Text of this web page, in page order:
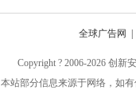
全球广告网
Copyright ? 2006-2026 创新
本站部分信息来源于网络，如